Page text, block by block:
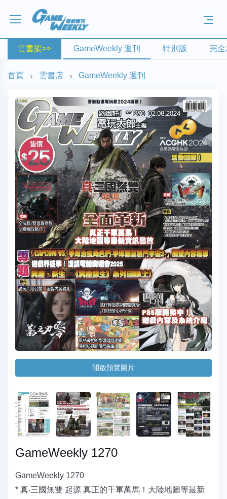
雲書架>> GameWeekly 週刊 特別版 完
首頁 雲書店 GameWeekly 週刊
開啟預覽圖片
GameWeekly 1270
GameWeekly 1270
* 真‧三國無雙 起源 真正的千軍萬馬！大陸地圖等最新